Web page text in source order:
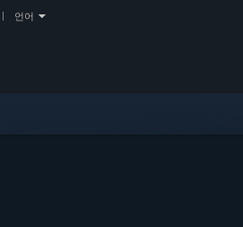
언어